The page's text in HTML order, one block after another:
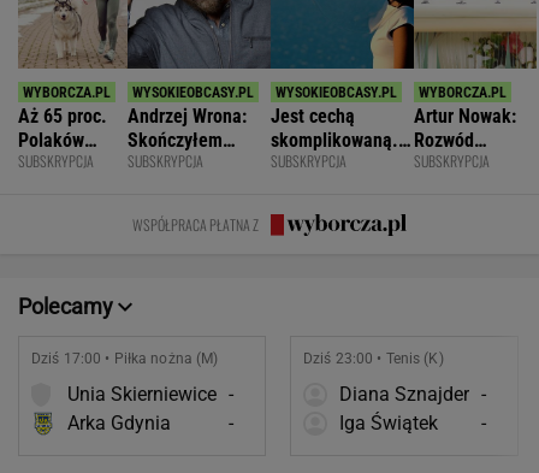
Aż 65 proc.
Polaków
odczuwa
SUBSKRYPCJA
Andrzej Wrona:
Skończyłem
karierę, bo
fajnym mężem i
ojcem
SUBSKRYPCJA
Jest cechą
skomplikowaną.
Sprawia, że silniej
SUBSKRYPCJA
Artur Nowak:
Rozwód
odsłania dużo
SUBSKRYPCJA
WSPÓŁPRACA PŁATNA Z
Polecamy
Dziś 17:00 • Piłka nożna (M)
Unia Skierniewice -
Arka Gdynia
-
Dziś 23:00 • Tenis (K)
Diana Sznajder -
Iga Świątek
-